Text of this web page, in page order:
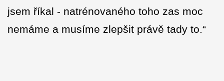
jsem říkal - natrénovaného toho zas moc
nemáme a musíme zlepšit právě tady to.“